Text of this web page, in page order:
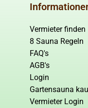
Vermieter finden
8 Sauna Regeln
FAQ's
AGB's
Login
Gartensauna
Vermieter Login